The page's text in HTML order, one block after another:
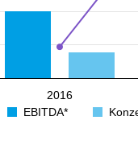
EBITDA*
2016